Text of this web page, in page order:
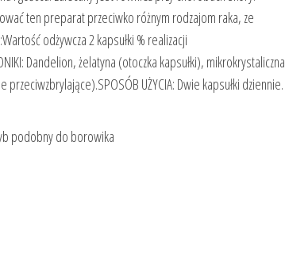
ten preparat przeciwko różnym rodzajom raka, ze
odżywcza 2 kapsułki % realizacji
Dandelion, żelatyna (otoczka kapsułki), mikrokrystaliczna
UŻYCIA: Dwie kapsułki dziennie.
podobny do borowika